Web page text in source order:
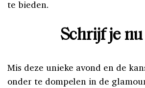
te bieden.
Schrijf je
Mis deze unieke avond en de
onder te dompelen in de